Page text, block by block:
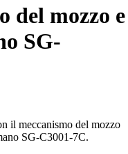
del mozzo e
SG-
il meccanismo del mozzo
SG-C3001-7C.